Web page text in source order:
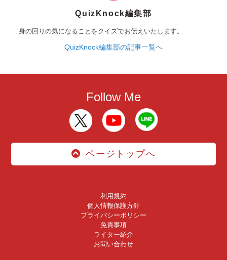
QuizKnock編集部
身の回りの気になることをクイズでお伝えいたします。
QuizKnock編集部の記事一覧へ
Follow Me
ページトップへ
利用規約
個人情報保護方針
プライバシーポリシー
免責事項
ライター紹介
お問い合わせ